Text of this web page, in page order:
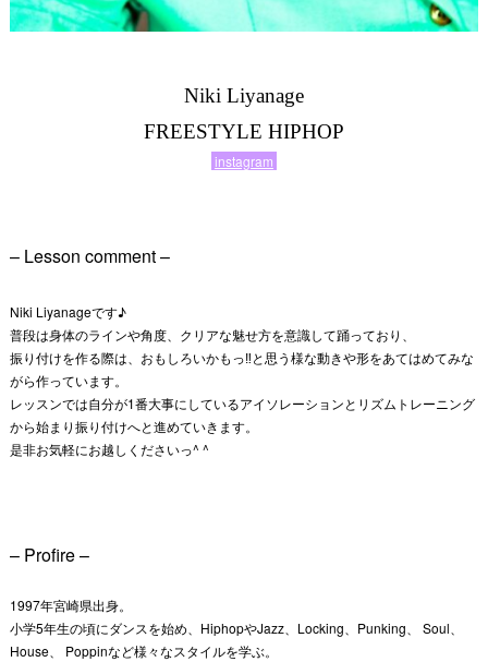
Niki Liyanage
FREESTYLE HIPHOP
instagram
– Lesson comment –
Niki Liyanageです♪
普段は身体のラインや角度、クリアな魅せ方を意識して踊っており、
振り付けを作る際は、おもしろいかもっ‼と思う様な動きや形をあてはめてみな
がら作っています。
レッスンでは自分が1番大事にしているアイソレーションとリズムトレーニング
から始まり振り付けへと進めていきます。
是非お気軽にお越しくださいっ^ ^
– Profire –
1997年宮崎県出身。
小学5年生の頃にダンスを始め、HiphopやJazz、Locking、Punking、 Soul、
House、 Poppinなど様々なスタイルを学ぶ。